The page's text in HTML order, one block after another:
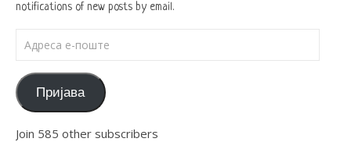
notifications of new posts by email.
Пријава
Join 585 other subscribers